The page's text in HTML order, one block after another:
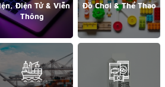
Điện Tử & Viễn
Thông
Đồ Chơi & Thể Thao